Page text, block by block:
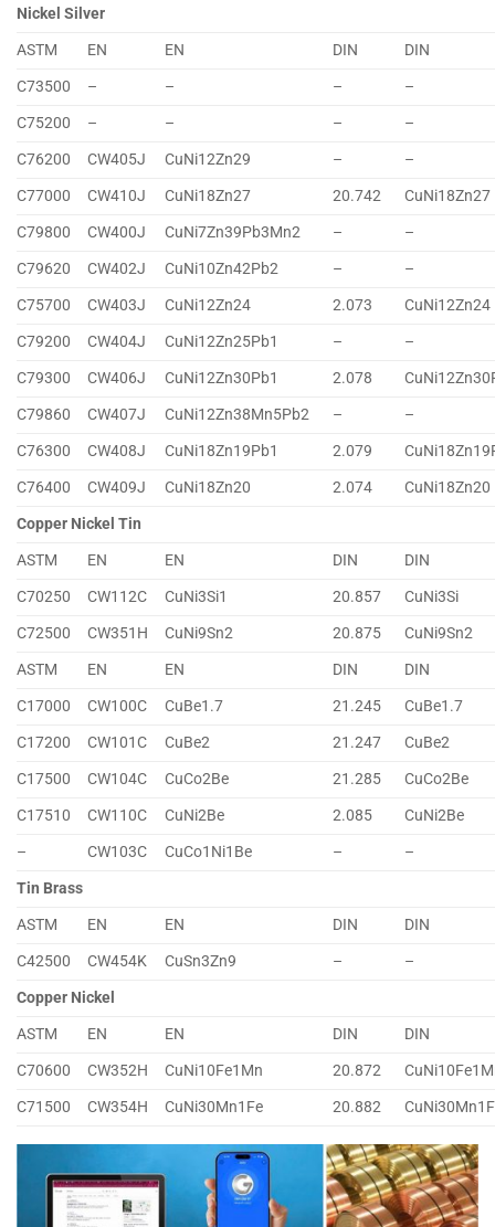
Nickel Silver
ASTM
EN EN DIN
DIN
C73500
– – –
–
C75200
– – –
–
C76200
CW405J CuNi12Zn29 –
–
C77000
CW410J CuNi18Zn27 20.742
CuNi18Zn27
C79800
CW400J CuNi7Zn39Pb3Mn2 –
–
C79620
CW402J CuNi10Zn42Pb2 –
–
C75700
CW403J CuNi12Zn24 2.073
CuNi12Zn24
C79200
CW404J CuNi12Zn25Pb1 –
–
C79300
CW406J CuNi12Zn30Pb1 2.078
C79860
CW407J CuNi12Zn38Mn5Pb2 –
–
C76300
CW408J CuNi18Zn19Pb1 2.079
C76400
CW409J CuNi18Zn20 2.074
CuNi18Zn20
Copper Nickel Tin
ASTM
EN EN DIN
DIN
C70250
CW112C CuNi3Si1 20.857
CuNi3Si
C72500
CW351H CuNi9Sn2 20.875
CuNi9Sn2
ASTM
EN EN DIN
DIN
C17000
CW100C CuBe1.7 21.245
CuBe1.7
C17200
CW101C CuBe2 21.247
CuBe2
C17500
CW104C CuCo2Be 21.285
CuCo2Be
C17510
CW110C CuNi2Be 2.085
CuNi2Be
–
CW103C CuCo1Ni1Be –
–
Tin Brass
ASTM
EN EN DIN
DIN
C42500
CW454K CuSn3Zn9 –
–
Copper Nickel
ASTM
EN EN DIN
DIN
C70600
CW352H CuNi10Fe1Mn 20.872
C71500
CW354H CuNi30Mn1Fe 20.882